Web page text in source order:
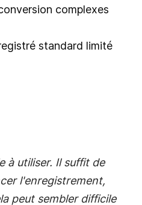
complexes
standard limité
à utiliser. Il suffit de
l'enregistrement,
peut sembler difficile